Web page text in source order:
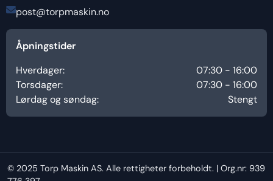
post@torpmaskin.no
Åpningstider
Hverdager:
07:30 - 16:00
Torsdager:
07:30 - 16:00
Lørdag og søndag:
Stengt
© 2025 Torp Maskin AS. Alle rettigheter forbeholdt. | Org.nr: 939